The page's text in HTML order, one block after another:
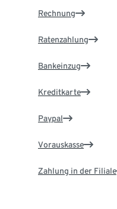
Rechnung
Ratenzahlung
Bankeinzug
Kreditkarte
Paypal
Vorauskasse
Zahlung in der Filiale